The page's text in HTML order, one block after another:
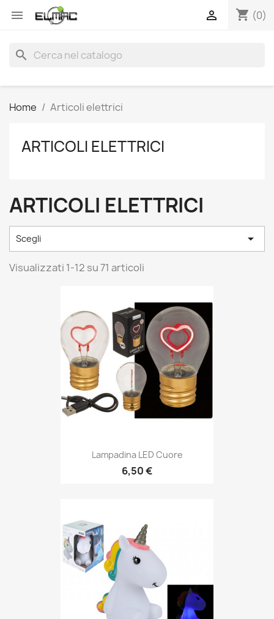
 shopping_cart (0)

search
Home Articoli elettrici
ARTICOLI ELETTRICI
ARTICOLI ELETTRICI
Scegli 
Visualizzati 1-12 su 71 articoli
Lampadina LED Cuore
6,50 €